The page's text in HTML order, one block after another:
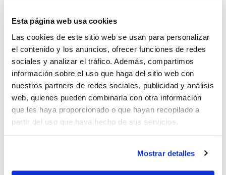
Esta página web usa cookies
Las cookies de este sitio web se usan para personalizar
el contenido y los anuncios, ofrecer funciones de redes
sociales y analizar el tráfico. Además, compartimos
información sobre el uso que haga del sitio web con
nuestros partners de redes sociales, publicidad y análisis
web, quienes pueden combinarla con otra información
que les haya proporcionado o que hayan recopilado a
partir del uso que haya hecho de sus servicios.
Mostrar detalles
frente de la Preselección.
1de 20